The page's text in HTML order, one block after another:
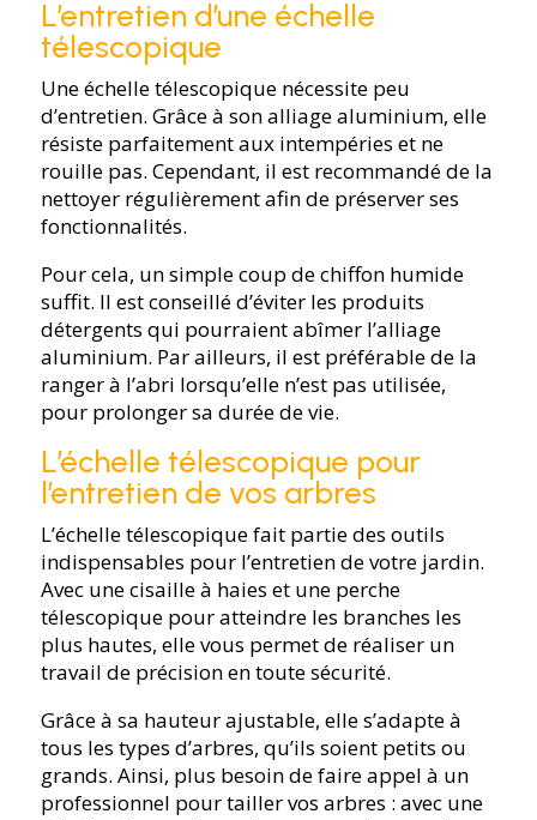
L’entretien d’une échelle
télescopique
Une échelle télescopique nécessite peu
d’entretien. Grâce à son alliage aluminium, elle
résiste parfaitement aux intempéries et ne
rouille pas. Cependant, il est recommandé de la
nettoyer régulièrement afin de préserver ses
fonctionnalités.
Pour cela, un simple coup de chiffon humide
suffit. Il est conseillé d’éviter les produits
détergents qui pourraient abîmer l’alliage
aluminium. Par ailleurs, il est préférable de la
ranger à l’abri lorsqu’elle n’est pas utilisée,
pour prolonger sa durée de vie.
L’échelle télescopique pour
l’entretien de vos arbres
L’échelle télescopique fait partie des outils
indispensables pour l’entretien de votre jardin.
Avec une cisaille à haies et une perche
télescopique pour atteindre les branches les
plus hautes, elle vous permet de réaliser un
travail de précision en toute sécurité.
Grâce à sa hauteur ajustable, elle s’adapte à
tous les types d’arbres, qu’ils soient petits ou
grands. Ainsi, plus besoin de faire appel à un
professionnel pour tailler vos arbres : avec une